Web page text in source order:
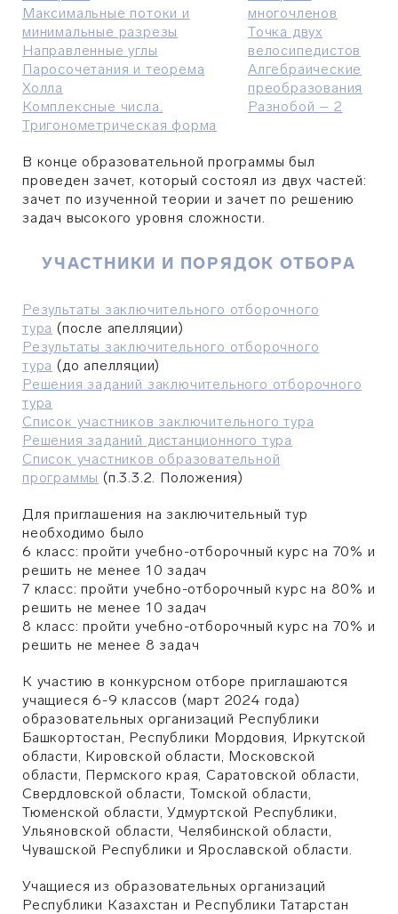
Максимальные потоки и
минимальные разрезы
Направленные углы
Паросочетания и теорема
Холла
Комплексные числа.
Тригонометрическая форма
многочленов
Точка двух
велосипедистов
Алгебраические
преобразования
Разнобой – 2
В конце образовательной программы был
проведен зачет, который состоял из двух частей:
зачет по изученной теории и зачет по решению
задач высокого уровня сложности.
УЧАСТНИКИ И ПОРЯДОК ОТБОРА
Результаты заключительного отборочного
тура (после апелляции)
Результаты заключительного отборочного
тура (до апелляции)
Решения заданий заключительного отборочного
тура
Список участников заключительного тура
Решения заданий дистанционного тура
Список участников образовательной
программы (п.3.3.2. Положения)
Для приглашения на заключительный тур
необходимо было
6 класс: пройти учебно-отборочный курс на 70% и
решить не менее 10 задач
7 класс: пройти учебно-отборочный курс на 80% и
решить не менее 10 задач
8 класс: пройти учебно-отборочный курс на 70% и
решить не менее 8 задач
К участию в конкурсном отборе приглашаются
учащиеся 6-9 классов (март 2024 года)
образовательных организаций Республики
Башкортостан, Республики Мордовия, Иркутской
области, Кировской области, Московской
области, Пермского края, Саратовской области,
Свердловской области, Томской области,
Тюменской области, Удмуртской Республики,
Ульяновской области, Челябинской области,
Чувашской Республики и Ярославской области.
Учащиеся из образовательных организаций
Республики Казахстан и Республики Татарстан